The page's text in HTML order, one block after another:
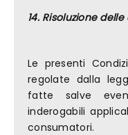
14. Risoluzione
Le presenti
regolate dalla
fatte salve
inderogabili
consumatori.